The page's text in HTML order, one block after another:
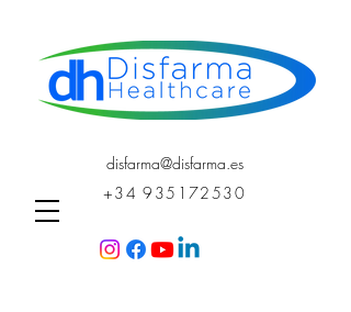
disfarma@disfarma.es
+34 935172530